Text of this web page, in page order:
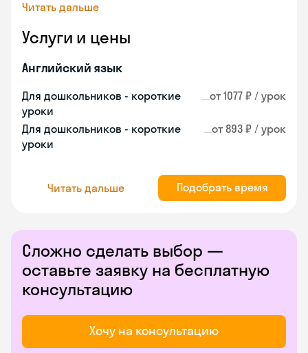
Читать дальше
Услуги и цены
Английский язык
Для дошкольников - короткие
уроки
от 1077 ₽ / урок
Для дошкольников - короткие
уроки
от 893 ₽ / урок
Читать дальше Подобрать время
Сложно сделать выбор —
оставьте заявку на бесплатную
консультацию
Хочу на консультацию